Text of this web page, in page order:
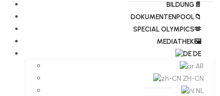
BILDUNG📄
DOKUMENTENPOOL📁
​​SPECIAL OLYMPICS🫶
MEDIATHEK🖼️​
DE
AR
ZH-CN
NL